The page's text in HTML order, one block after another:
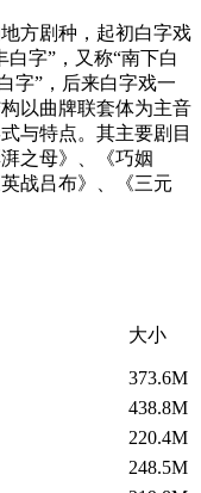
方剧种，起初白字戏
字”，又称“南下白
字”，后来白字戏一
以曲牌联套体为主音
与特点。其主要剧目
之母》、《巧姻
战吕布》、《三元
大小
373.6M
438.8M
220.4M
248.5M